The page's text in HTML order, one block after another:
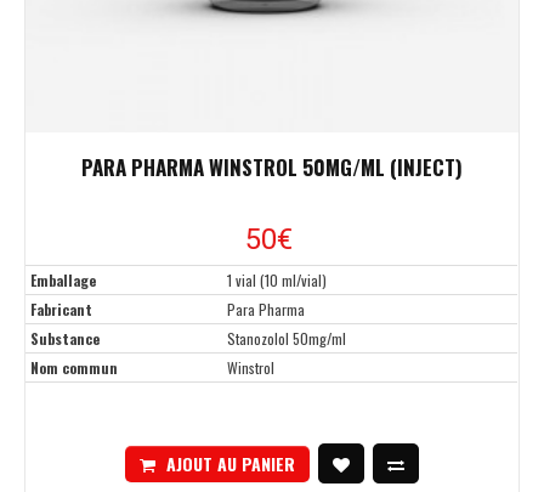
PARA PHARMA WINSTROL 50MG/ML (INJECT)
50€
Emballage
1 vial (10 ml/vial)
Fabricant
Para Pharma
Substance
Stanozolol 50mg/ml
Nom commun
Winstrol
AJOUT AU PANIER